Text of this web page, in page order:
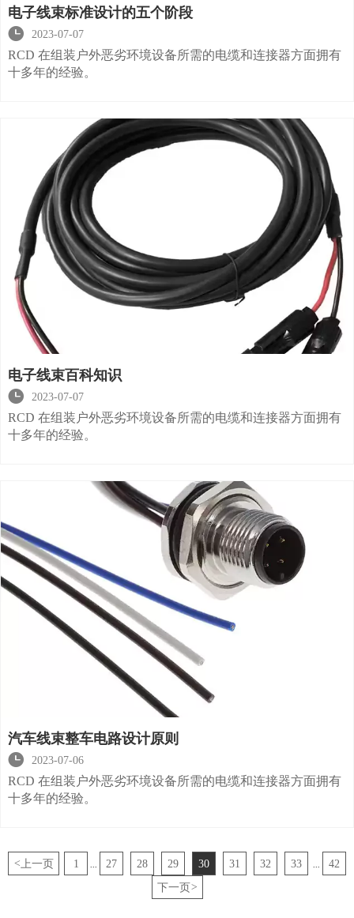
电子线束标准设计的五个阶段

2023-07-07
RCD 在组装户外恶劣环境设备所需的电缆和连接器方面拥有
十多年的经验。
电子线束百科知识

2023-07-07
RCD 在组装户外恶劣环境设备所需的电缆和连接器方面拥有
十多年的经验。
汽车线束整车电路设计原则

2023-07-06
RCD 在组装户外恶劣环境设备所需的电缆和连接器方面拥有
十多年的经验。
< 上一页 1 27 28 29 30 31 32 33
42
下一页>